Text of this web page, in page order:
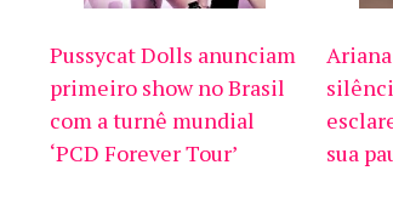
Pussycat Dolls anunciam
primeiro show no Brasil
com a turnê mundial
‘PCD Forever Tour’
sua